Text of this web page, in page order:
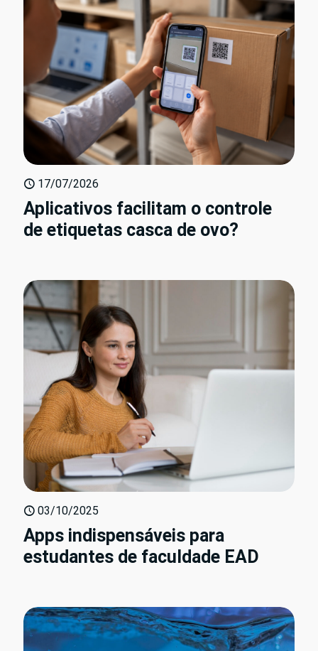
17/07/2026
Aplicativos facilitam o controle
de etiquetas casca de ovo?
03/10/2025
Apps indispensáveis para
estudantes de faculdade EAD